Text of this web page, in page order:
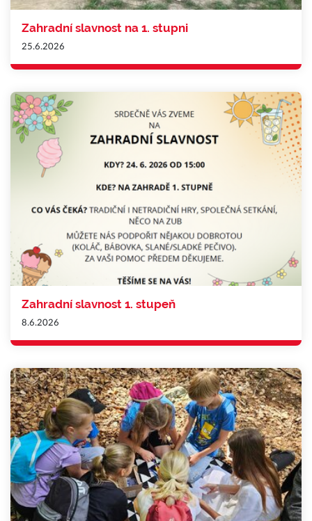
Zahradní slavnost na 1. stupni
25.6.2026
Zahradní slavnost 1. stupeň
8.6.2026